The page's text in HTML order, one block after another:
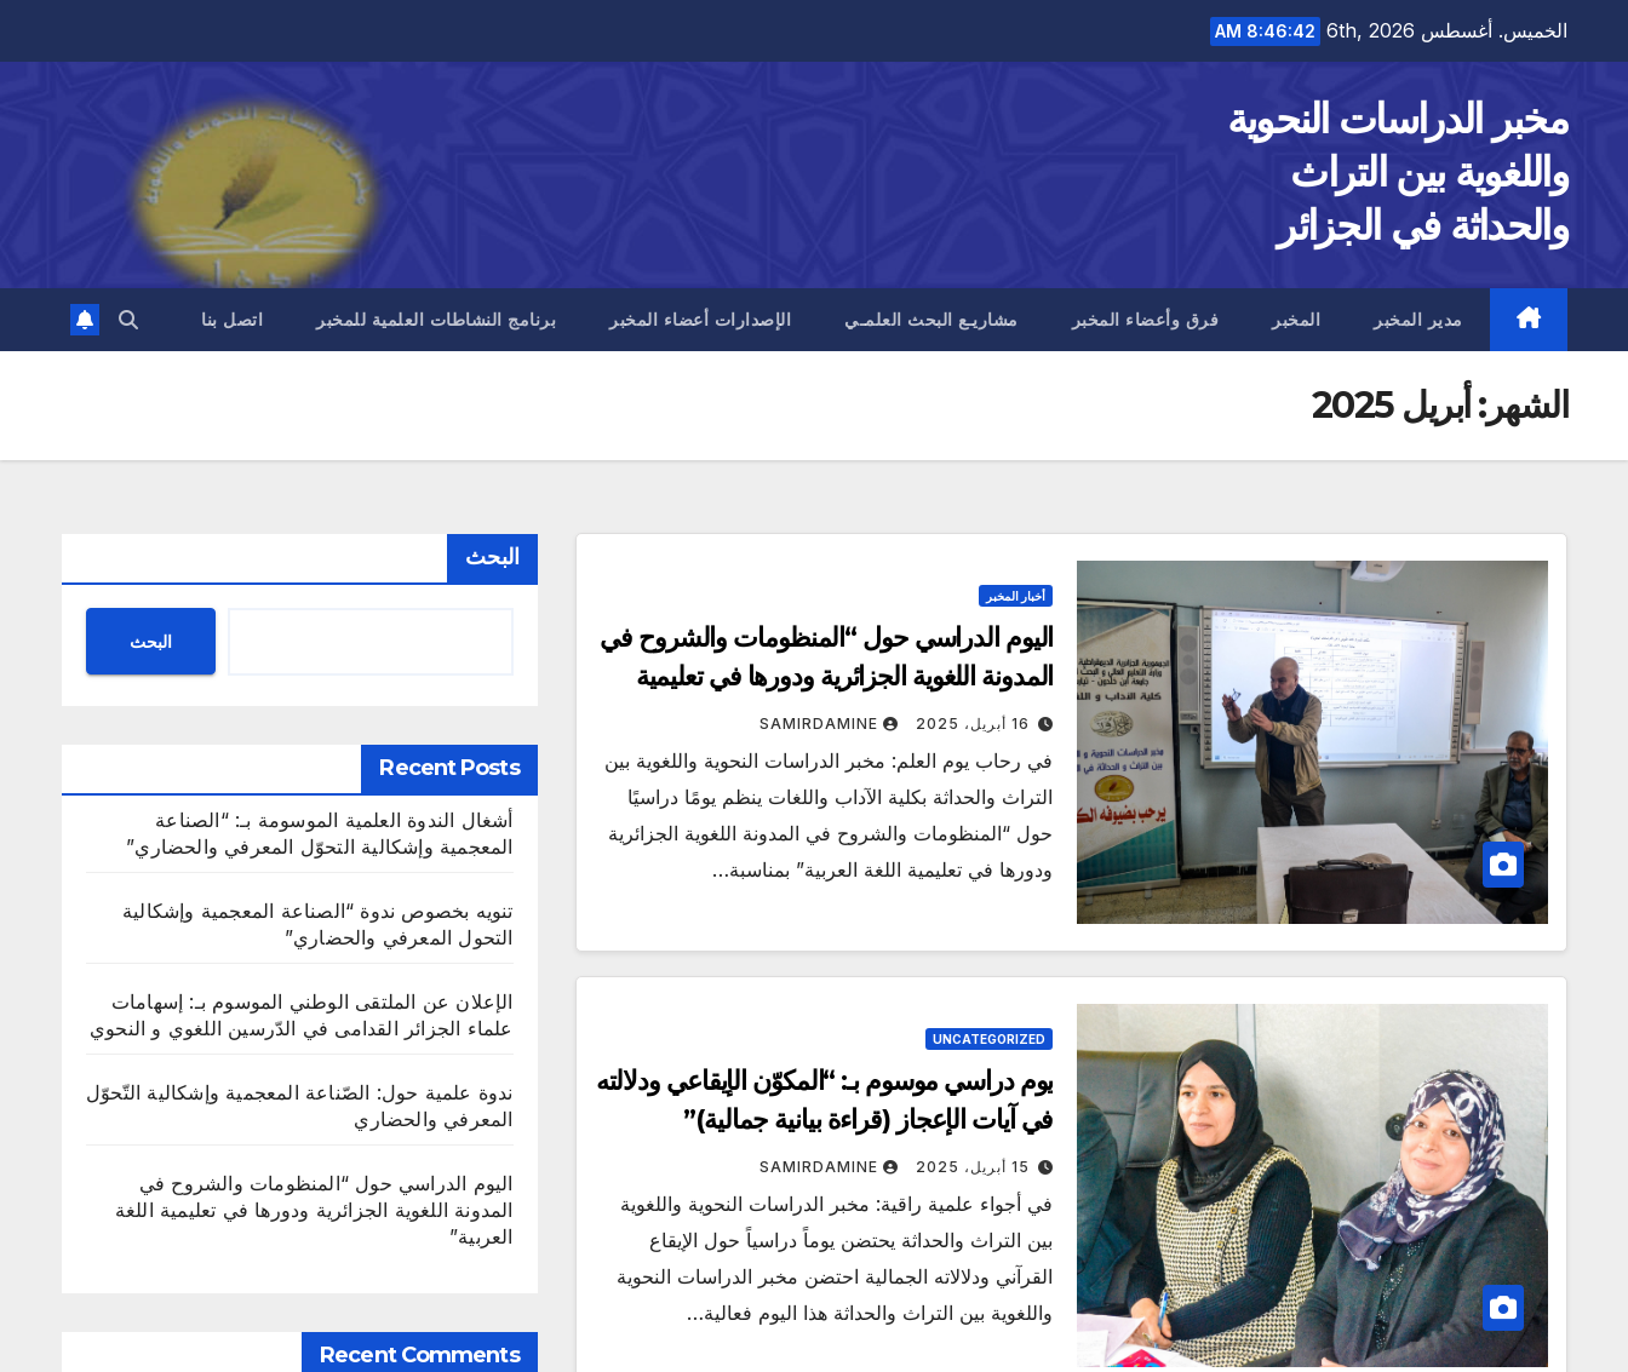
الخميس. أغسطس 6th, 2026 8:46:43 AM
مخبر الدراسات النحوية
واللغوية بين التراث
والحداثة في الجزائر
مدير المخبر المخبر فرق وأعضاء المخبر مشاريـع البحث العلمـي الإصدارات أعضاء المخبر برنامج النشاطات العلمية للمخبر اتصل بنا
الشهر: أبريل 2025
أخبار المخبر
اليوم الدراسي حول “المنظومات والشروح في
المدونة اللغوية الجزائرية ودورها في تعليمية
اللغة العربية”
16 أبريل، 2025 SAMIRDAMINE
في رحاب يوم العلم: مخبر الدراسات النحوية واللغوية بين
التراث والحداثة بكلية الآداب واللغات ينظم يومًا دراسيًا
حول “المنظومات والشروح في المدونة اللغوية الجزائرية
ودورها في تعليمية اللغة العربية” بمناسبة…
UNCATEGORIZED
يوم دراسي موسوم بـ: “المكوّن الإيقاعي ودلالته
في آيات الإعجاز (قراءة بيانية جمالية)”
15 أبريل، 2025 SAMIRDAMINE
في أجواء علمية راقية: مخبر الدراسات النحوية واللغوية
بين التراث والحداثة يحتضن يوماً دراسياً حول الإيقاع
القرآني ودلالاته الجمالية احتضن مخبر الدراسات النحوية
واللغوية بين التراث والحداثة هذا اليوم فعالية…
البحث
البحث
Recent Posts
أشغال الندوة العلمية الموسومة بـ: “الصناعة
المعجمية وإشكالية التحوّل المعرفي والحضاري”
تنويه بخصوص ندوة “الصناعة المعجمية وإشكالية
التحول المعرفي والحضاري”
الإعلان عن الملتقى الوطني الموسوم بـ: إسهامات
علماء الجزائر القدامى في الدّرسين اللغوي و النحوي
ندوة علمية حول: الصّناعة المعجمية وإشكالية التّحوّل
المعرفي والحضاري
اليوم الدراسي حول “المنظومات والشروح في
المدونة اللغوية الجزائرية ودورها في تعليمية اللغة
العربية”
Recent Comments